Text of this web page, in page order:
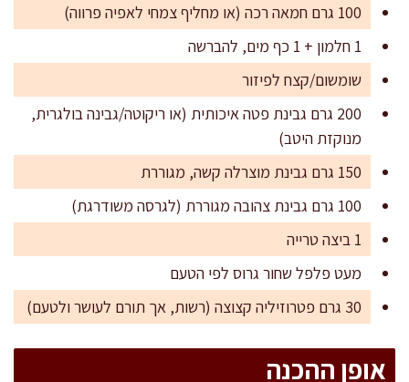
100 גרם חמאה רכה (או מחליף צמחי לאפיה פרווה)
1 חלמון + 1 כף מים, להברשה
שומשום/קצח לפיזור
200 גרם גבינת פטה איכותית (או ריקוטה/גבינה בולגרית,
מנוקזת היטב)
150 גרם גבינת מוצרלה קשה, מגוררת
100 גרם גבינת צהובה מגוררת (לגרסה משודרגת)
1 ביצה טרייה
מעט פלפל שחור גרוס לפי הטעם
30 גרם פטרוזיליה קצוצה (רשות, אך תורם לעושר ולטעם)
אופן ההכנה